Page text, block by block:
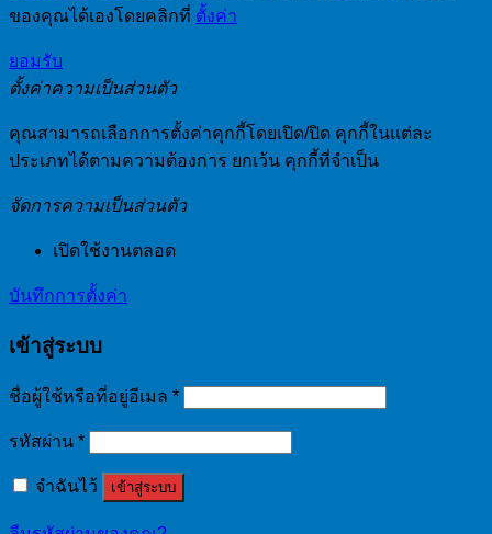
ของคุณได้เองโดยคลิกที่ ตั้งค่า
ยอมรับ
ตั้งค่าความเป็นส่วนตัว
คุณสามารถเลือกการตั้งค่าคุกกี้โดยเปิด/ปิด คุกกี้ในแต่ละ
ประเภทได้ตามความต้องการ ยกเว้น คุกกี้ที่จำเป็น
จัดการความเป็นส่วนตัว
เปิดใช้งานตลอด
บันทึกการตั้งค่า
เข้าสู่ระบบ
ชื่อผู้ใช้หรือที่อยู่อีเมล *
รหัสผ่าน *
จำฉันไว้ เข้าสู่ระบบ